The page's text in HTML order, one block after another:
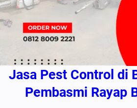
Jasa Pest Control di
Pembasmi Rayap